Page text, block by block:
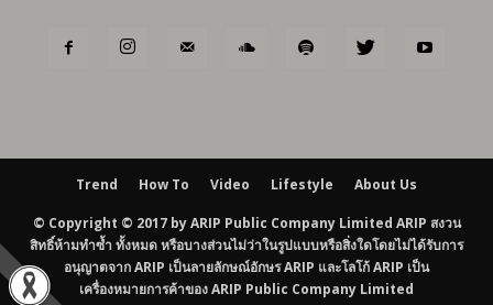
Trend How To Video Lifestyle About Us
© Copyright © 2017 by ARIP Public Company Limited ARIP สงวน
สิทธิ์ห้ามทำซ้ำ ทั้งหมด หรือบางส่วนไม่ว่าในรูปแบบหรือสิ่งใดโดยไม่ได้รับการ
อนุญาตจาก ARIP เป็นลายลักษณ์อักษร ARIP และโลโก้ ARIP เป็น
เครื่องหมายการค้าของ ARIP Public Company Limited